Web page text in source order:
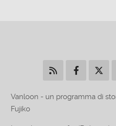
Vanloon - un programma di
Fujiko